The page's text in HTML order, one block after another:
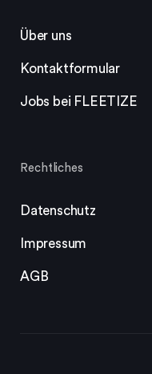
Über uns
Kontaktformular
Jobs bei FLEETIZE
Rechtliches
Datenschutz
Impressum
AGB